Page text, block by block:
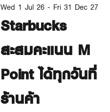
Wed 1 Jul 26 - Fri 31 Dec 27
Starbucks
สะสมคะแนน M
Point ได้ทุกวันที่
ร้านค้า